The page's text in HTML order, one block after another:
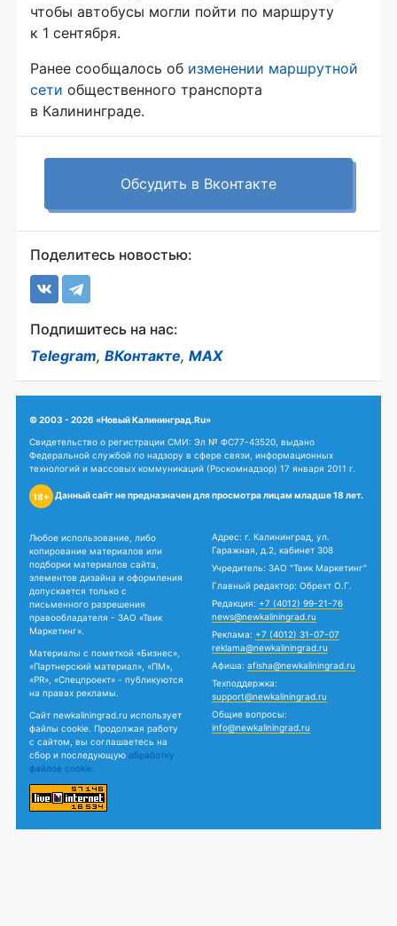
чтобы автобусы могли пойти по маршруту
к 1 сентября.
Ранее сообщалось об изменении маршрутной
сети общественного транспорта
в Калининграде.
Обсудить в Вконтакте
Поделитесь новостью:
Подпишитесь на нас:
Telegram, ВКонтакте, MAX
© 2003 - 2026 «Новый Калининград.Ru»
Свидетельство о регистрации СМИ: Эл № ФС77-43520, выдано
Федеральной службой по надзору в сфере связи, информационных
технологий и массовых коммуникаций (Роскомнадзор) 17 января 2011 г.
18+ Данный сайт не предназначен для просмотра лицам младше 18 лет.
Любое использование, либо
копирование материалов или
подборки материалов сайта,
элементов дизайна и оформления
допускается только с
письменного разрешения
правообладателя - ЗАО «Твик
Маркетинг».
Материалы с пометкой «Бизнес»,
«Партнерский материал», «ПМ»,
«PR», «Спецпроект» - публикуются
на правах рекламы.
Сайт newkaliningrad.ru использует
файлы cookie. Продолжая работу
с сайтом, вы соглашаетесь на
сбор и последующую обработку
файлов cookie.
Адрес: г. Калининград, ул.
Гаражная, д.2, кабинет 308
Учредитель: ЗАО "Твик Маркетинг"
Главный редактор: Обрехт О.Г.
Редакция: +7 (4012) 99-21-76
news@newkaliningrad.ru
Реклама: +7 (4012) 31-07-07
reklama@newkaliningrad.ru
Афиша: afisha@newkaliningrad.ru
Техподдержка:
support@newkaliningrad.ru
Общие вопросы:
info@newkaliningrad.ru